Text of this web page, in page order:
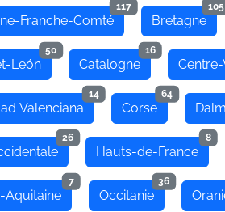
Franche-Comté
117
Bretagne
105
León
50
Catalogne
16
Valenciana
14
Corse
64
26
Hauts-de-France
8
Aquitaine
7
Occitanie
36